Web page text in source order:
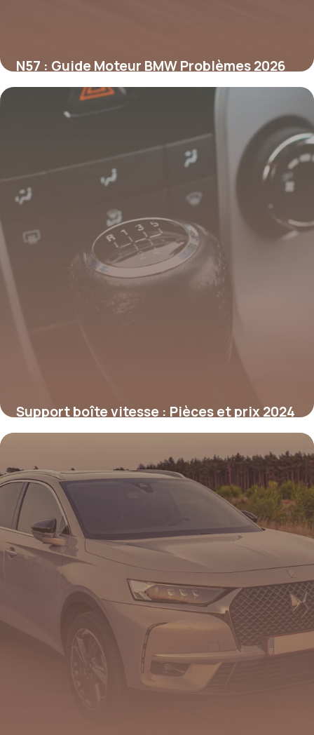
N57 : Guide Moteur BMW Problèmes 2026
31 mai 2026
Support boîte vitesse : Pièces et prix 2024
30 mai 2026